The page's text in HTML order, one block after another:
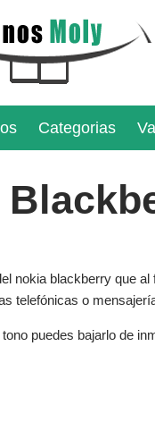
Categorias
nokia blackberry que
telefónicas o
puedes bajarlo de